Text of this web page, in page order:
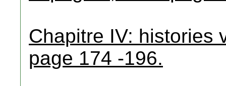
Chapitre IV: histories
page 174 -196.